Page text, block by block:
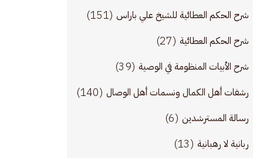
شرح الحكم العطائية للشيخ علي باراس (151)
شرح الحكم العطائية (27)
شرح الأبيات المنظومة في الوصية (39)
رشفات أهل الكمال ونسمات أهل الوصال (140)
رسالة المسترشدين (6)
ربانية لا رهبانية (13)